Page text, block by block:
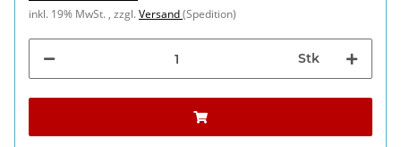
inkl. 19% MwSt. , zzgl.Versand(Spedition)
Stk